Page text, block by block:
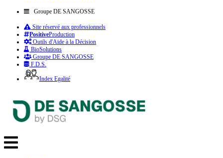
Groupe DE SANGOSSE
Site réservé aux professionnels
PositiveProduction
Outils d'Aide à la Décision
BioSolutions
Groupe DE SANGOSSE
F.D.S.
Index Egalité